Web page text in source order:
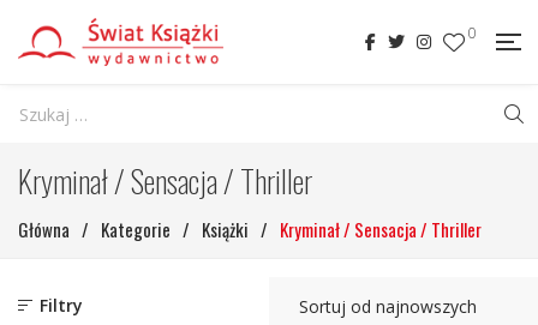
0
Kryminał / Sensacja / Thriller
Główna / Kategorie / Książki / Kryminał / Sensacja / Thriller
Filtry